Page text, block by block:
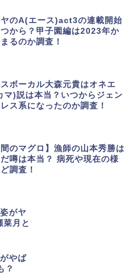
のA(エース)act3の連載開始
から？甲子園編は2023年か
るのか調査！
スボーカル大森元貴はオネエ
マ)説は本当？いつからジェン
ス系になったのか調査！
間のマグロ】漁師の山本秀勝は
噂は本当？ 病死や現在の様
調査！
がヤ
菜月と
やば
？